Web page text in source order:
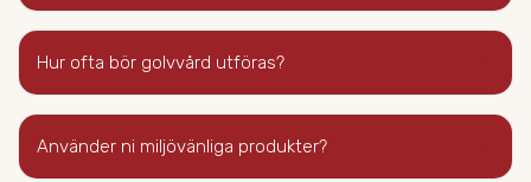
Hur ofta bör golvvård utföras?
Använder ni miljövänliga produkter?